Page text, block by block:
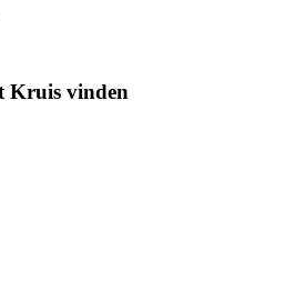
Kruis vinden